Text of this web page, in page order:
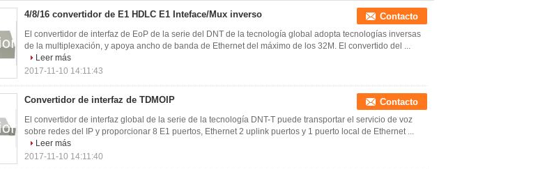
4/8/16 convertidor de E1 HDLC E1 Inteface/Mux inverso Contacto
El convertidor de interfaz de EoP de la serie del DNT de la tecnología global adopta tecnologías inversas
de la multiplexación, y apoya ancho de banda de Ethernet del máximo de los 32M. El convertido del ...
Leer más
2017-11-10 14:11:43
Convertidor de interfaz de TDMOIP Contacto
El convertidor de interfaz global de la serie de la tecnología DNT-T puede transportar el servicio de voz
sobre redes del IP y proporcionar 8 E1 puertos, Ethernet 2 uplink puertos y 1 puerto local de Ethernet ...
Leer más
2017-11-10 14:11:40